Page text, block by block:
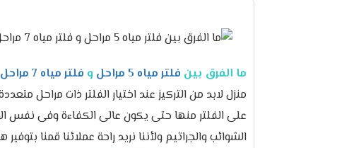
ما الفرق بين فلتر مياه 5 مراحل و فلتر مياه 7 مراحل
منزل لابد من التركيز عند اختيار الفلتر ذات مراحل
على الفلتر منها حتى يكون عالى الكفاءة وفى نفس
الشوائب والجراثيم ولأننا نريد راحة عملائنا قمنا